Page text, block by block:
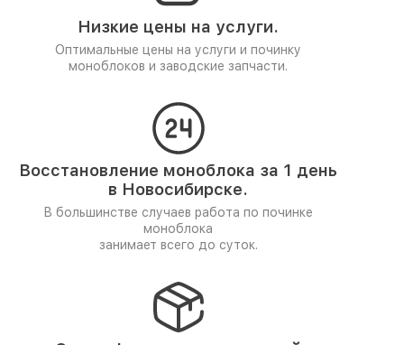
Низкие цены на услуги.
Оптимальные цены на услуги и починку
моноблоков и заводские запчасти.
Восстановление моноблока за 1 день
в Новосибирске.
В большинстве случаев работа по починке
моноблока
занимает всего до суток.